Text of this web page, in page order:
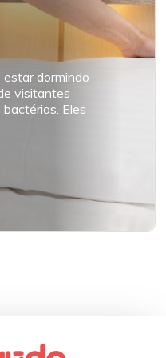
estar dormindo
visitantes
Eles